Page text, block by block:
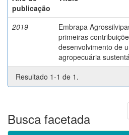
publicação
2019
Embrapa
primeiras
desenvolvimento de
agropecuária
Resultado 1-1 de 1.
Busca facetada